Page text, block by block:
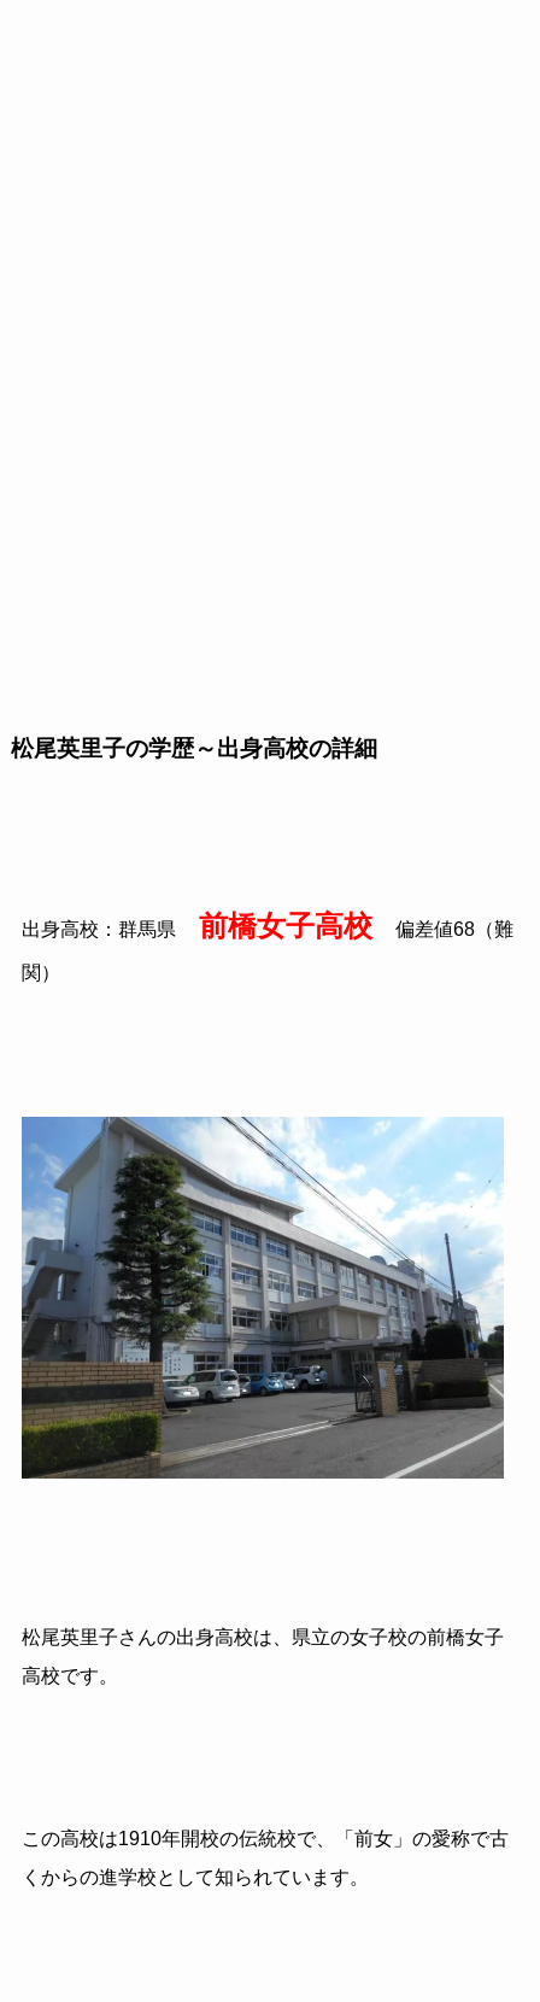
松尾英里子の学歴～出身高校の詳細
出身高校：群馬県 前橋女子高校 偏差値68（難
関）
松尾英里子さんの出身高校は、県立の女子校の前橋女子
高校です。
この高校は1910年開校の伝統校で、「前女」の愛称で古
くからの進学校として知られています。